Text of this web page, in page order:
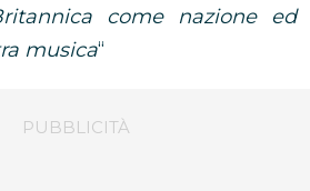
come nazione
musica“